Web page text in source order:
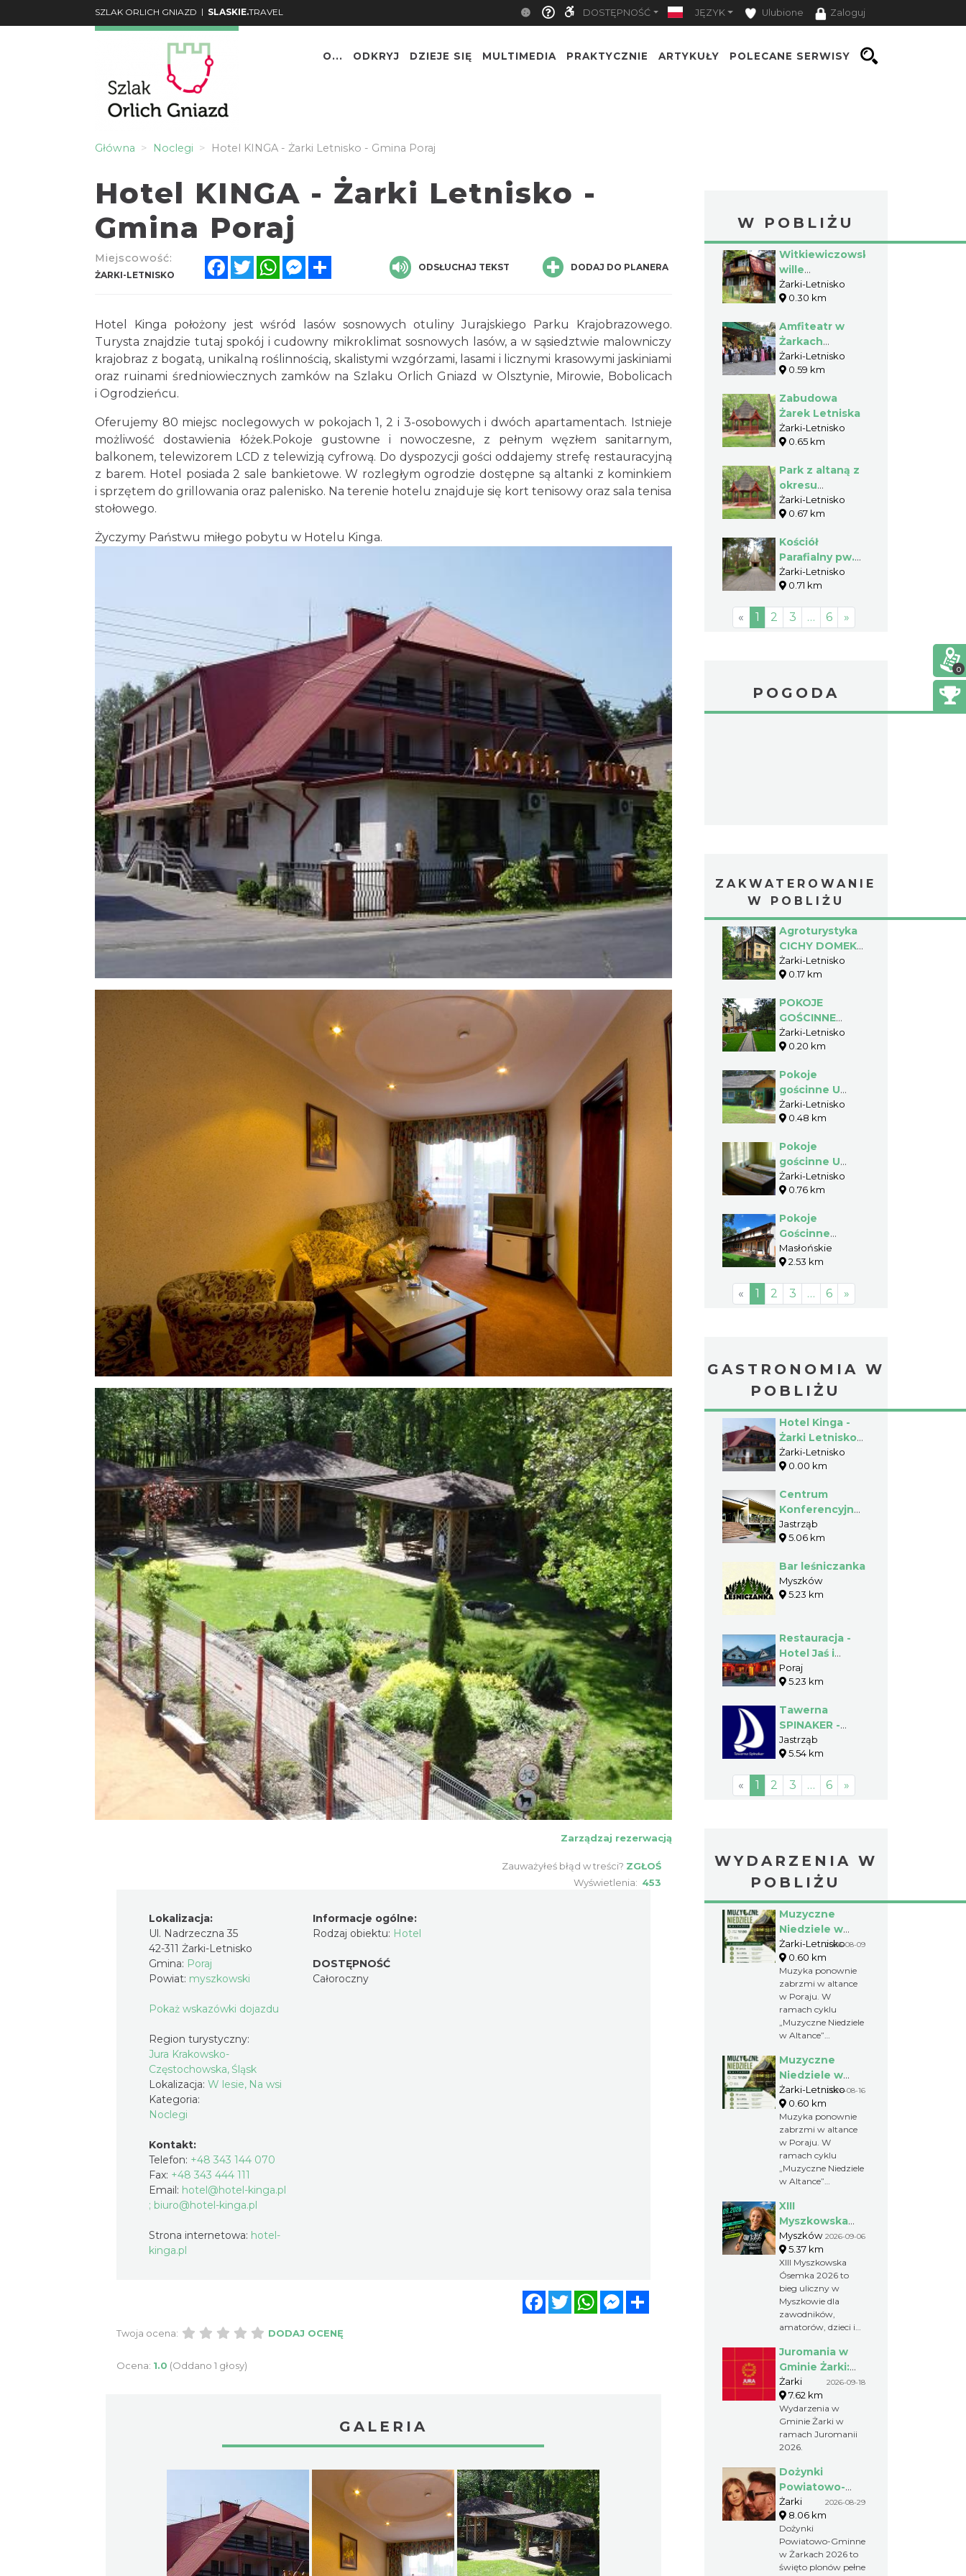
SZLAK ORLICH GNIAZD | SLASKIE.TRAVEL DOSTĘPNOŚĆ JĘZYK Ulubione Zaloguj
O... ODKRYJ DZIEJE SIĘ MULTIMEDIA PRAKTYCZNIE ARTYKUŁY POLECANE SERWISY
Główna Noclegi Hotel KINGA - Żarki Letnisko - Gmina Poraj
Hotel KINGA - Żarki Letnisko -
Gmina Poraj
Miejscowość:
ŻARKI-LETNISKO
FacebookTwitterWhatsAppMessenger ODSŁUCHAJ TEKST DODAJ DO PLANERA
Hotel Kinga położony jest wśród lasów sosnowych otuliny Jurajskiego Parku Krajobrazowego.
Turysta znajdzie tutaj spokój i cudowny mikroklimat sosnowych lasów, a w sąsiedztwie malowniczy
krajobraz z bogatą, unikalną roślinnością, skalistymi wzgórzami, lasami i licznymi krasowymi jaskiniami
oraz ruinami średniowiecznych zamków na Szlaku Orlich Gniazd w Olsztynie, Mirowie, Bobolicach
i Ogrodzieńcu.
Oferujemy 80 miejsc noclegowych w pokojach 1, 2 i 3-osobowych i dwóch apartamentach. Istnieje
możliwość dostawienia łóżek.Pokoje gustowne i nowoczesne, z pełnym węzłem sanitarnym,
balkonem, telewizorem LCD z telewizją cyfrową. Do dyspozycji gości oddajemy strefę restauracyjną
z barem. Hotel posiada 2 sale bankietowe. W rozległym ogrodzie dostępne są altanki z kominkiem
i sprzętem do grillowania oraz palenisko. Na terenie hotelu znajduje się kort tenisowy oraz sala tenisa
stołowego.
Życzymy Państwu miłego pobytu w Hotelu Kinga.
Zarządzaj rezerwacją
Zauważyłeś błąd w treści? ZGŁOŚ
Wyświetlenia: 453
Lokalizacja:
Ul. Nadrzeczna 35
42-311 Żarki-Letnisko
Gmina: Poraj
Powiat: myszkowski
Pokaż wskazówki dojazdu
Region turystyczny:
Jura Krakowsko-
Częstochowska, Śląsk
Lokalizacja: W lesie, Na wsi
Kategoria:
Noclegi
Kontakt:
Telefon: +48 343 144 070
Fax: +48 343 444 111
Email: hotel@hotel-kinga.pl
; biuro@hotel-kinga.pl
Strona internetowa: hotel-
kinga.pl
Informacje ogólne:
Rodzaj obiektu: Hotel
DOSTĘPNOŚĆ
Całoroczny
FacebookTwitterWhatsAppMessenger
Twoja ocena: DODAJ OCENĘ
Ocena: 1.0 (Oddano 1 głosy)
GALERIA
W POBLIŻU
Witkiewiczowskie
wille
drewniane z lat
30-tych XX
Żarkach
Letnisku
Żarki-Letnisko
0.30 km
Amfiteatr w
Żarkach
Letnisku
Żarki-Letnisko
0.59 km
Zabudowa
Żarek Letniska
Żarki-Letnisko
0.65 km
Park z altaną z
okresu
przedwojennego
w Żarkach
Żarki-Letnisko
0.67 km
Kościół
Parafialny pw.
Matki Bożej
Nieustającej
Żarkach
Letnisku
Żarki-Letnisko
0.71 km
« 1 2 3 … 6 »
POGODA
ZAKWATEROWANIE
W POBLIŻU
Agroturystyka
CICHY DOMEK -
Żarki Letnisko -
Gmina Poraj
Żarki-Letnisko
0.17 km
POKOJE
GOŚCINNE
ZACISZE U
GILÓW - Żarki
Gmina Poraj
Żarki-Letnisko
0.20 km
Pokoje
gościnne U
TERESY - Żarki
Letnisko -
Żarki-Letnisko
0.48 km
Pokoje
gościnne U
Grażynki - Żarki
Letnisko -
Żarki-Letnisko
0.76 km
Pokoje
Gościnne
Martynka -
Masłońskie -
Masłońskie
2.53 km
« 1 2 3 … 6 »
GASTRONOMIA W
POBLIŻU
Hotel Kinga -
Żarki Letnisko -
Gmina Poraj
Żarki-Letnisko
0.00 km
Centrum
Konferencyjno-
Szkoleniowe
PORAJ -
Gmina Poraj
Jastrząb
5.06 km
Bar leśniczanka
Myszków
5.23 km
Restauracja -
Hotel Jaś i
Małgosia - Poraj
- Gmina Poraj
Poraj
5.23 km
Tawerna
SPINAKER -
Jastrząb -
Gmina Poraj
Jastrząb
5.54 km
« 1 2 3 … 6 »
WYDARZENIA W
POBLIŻU
Muzyczne
Niedziele w
Altance w
Żarkach -
Letnisku
Żarki-Letnisko2026-08-09
0.60 km
Muzyka ponownie
zabrzmi w altance
w Poraju. W
ramach cyklu
„Muzyczne Niedziele
w Altance”
wakacyjne koncerty.
Od 26 lipca do 16
sierpnia na scenie
pojawią się kolejno:
Malwy, Jarzębina,
Kalina oraz Szalona
Piątka Plu
Muzyczne
Niedziele w
Altance w
Żarkach -
Letnisku
Żarki-Letnisko2026-08-16
0.60 km
Muzyka ponownie
zabrzmi w altance
w Poraju. W
ramach cyklu
„Muzyczne Niedziele
w Altance”
wakacyjne koncerty.
Od 26 lipca do 16
sierpnia na scenie
pojawią się kolejno:
Malwy, Jarzębina,
Kalina oraz Szalona
Piątka Plu
XIII
Myszkowska
Ósemka 2026 –
bieg uliczny w
Myszkowie na
dystansie 8 km
Myszków 2026-09-06
5.37 km
XIII Myszkowska
Ósemka 2026 to
bieg uliczny w
Myszkowie dla
zawodników,
amatorów, dzieci i
września uczestnicy
zmierzą się z trasą 8
km, a najmłodsi
wystartują w
biegach na
krótszych
dystansach. To
sportowa niedziela
dobrej atmosfery i
aktywnego
wypoczynku.
Juromania w
Gminie Żarki:
18.09.2026
(piątek)
Żarki 2026-09-18
7.62 km
Wydarzenia w
Gminie Żarki w
ramach Juromanii
2026.
Dożynki
Powiatowo-
Gminne w
Żarkach 2026
Żarki 2026-08-29
8.06 km
Dożynki
Powiatowo-Gminne
w Żarkach 2026 to
święto plonów pełne
0